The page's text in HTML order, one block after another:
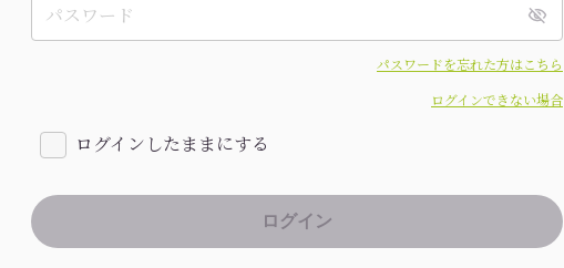
パスワードを忘れた方はこちら
ログインできない場合
ログインしたままにする